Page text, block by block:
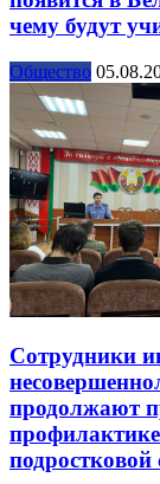
чему будут
Общество
Сотрудники
продолжают
подростковой